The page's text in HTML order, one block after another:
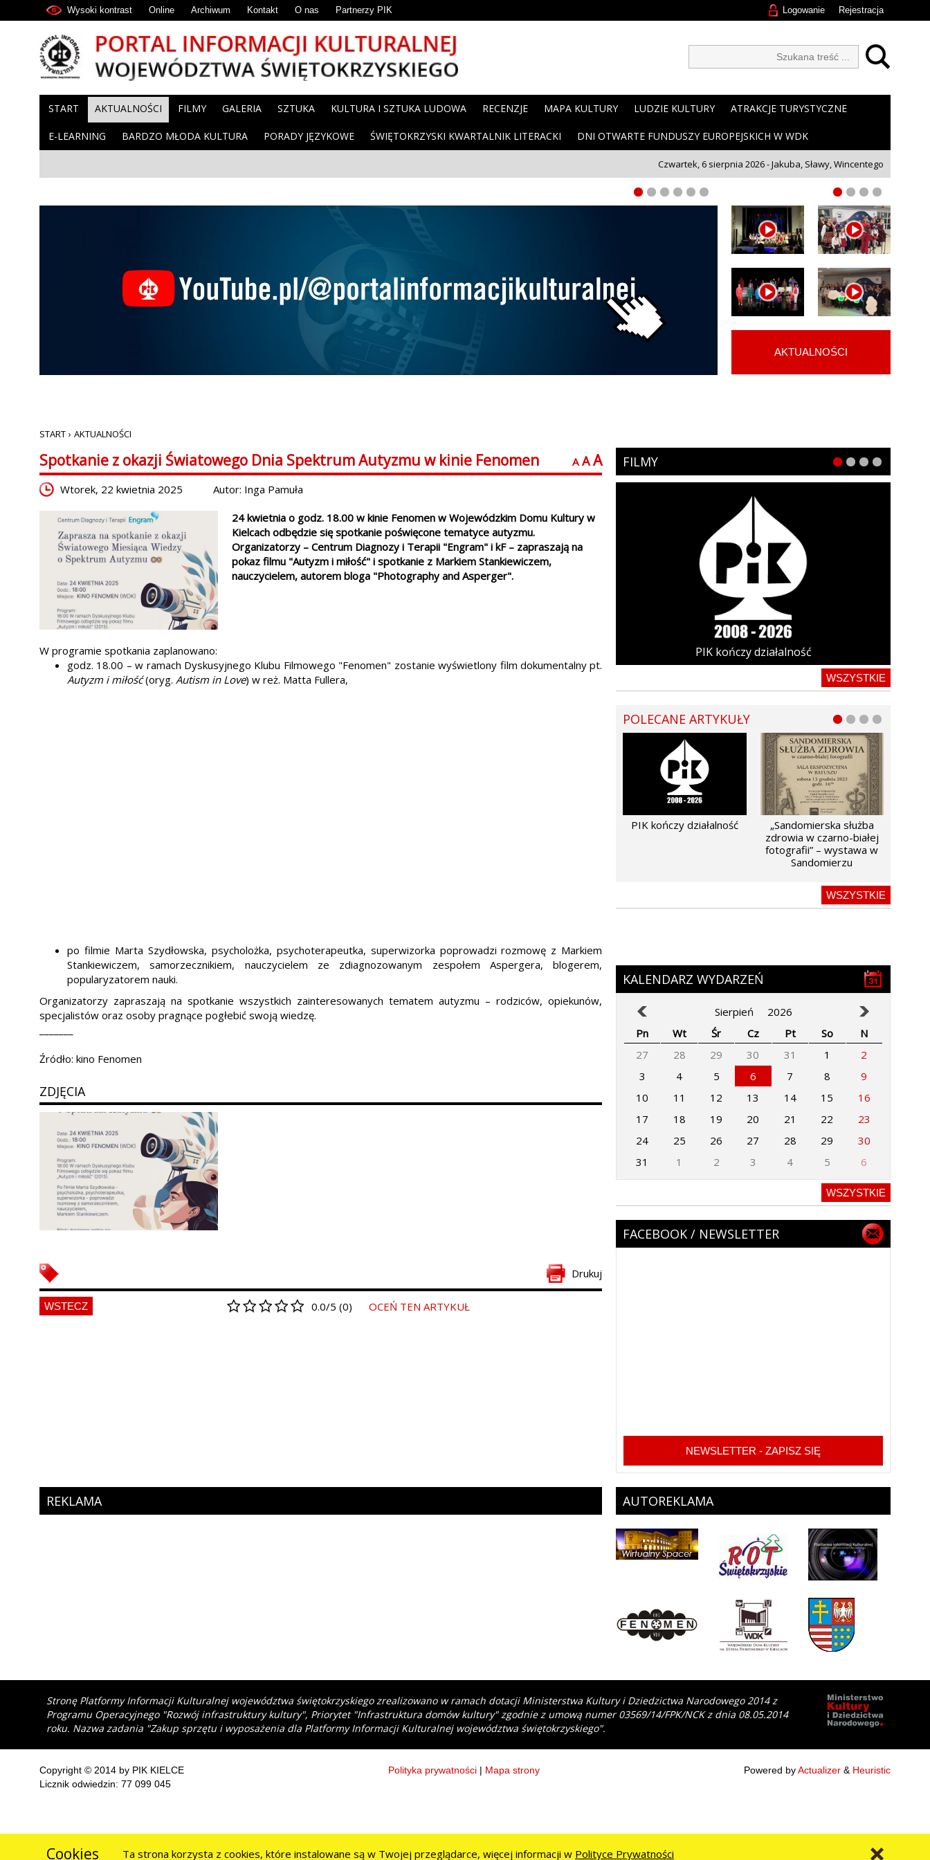
Rejestracja
Logowanie
Wysoki kontrast Online Archiwum Kontakt O nas Partnerzy PIK
START AKTUALNOŚCI FILMY GALERIA SZTUKA KULTURA I SZTUKA LUDOWA RECENZJE MAPA KULTURY LUDZIE KULTURY ATRAKCJE TURYSTYCZNE
E-LEARNING BARDZO MŁODA KULTURA PORADY JĘZYKOWE ŚWIĘTOKRZYSKI KWARTALNIK LITERACKI DNI OTWARTE FUNDUSZY EUROPEJSKICH W WDK
Czwartek, 6 sierpnia 2026 - Jakuba, Sławy, Wincentego
AKTUALNOŚCI
START › AKTUALNOŚCI
Spotkanie z okazji Światowego Dnia Spektrum Autyzmu w kinie Fenomen A A A
Wtorek, 22 kwietnia 2025 Autor: Inga Pamuła
24 kwietnia o godz. 18.00 w kinie Fenomen w Wojewódzkim Domu Kultury w
Kielcach odbędzie się spotkanie poświęcone tematyce autyzmu.
Organizatorzy – Centrum Diagnozy i Terapii "Engram" i kF – zapraszają na
pokaz filmu "Autyzm i miłość" i spotkanie z Markiem Stankiewiczem,
nauczycielem, autorem bloga "Photography and Asperger".
W programie spotkania zaplanowano:
godz. 18.00 – w ramach Dyskusyjnego Klubu Filmowego "Fenomen" zostanie wyświetlony film dokumentalny pt.
Autyzm i miłość(oryg. Autism in Love) w reż. Matta Fullera,
po filmie Marta Szydłowska, psycholożka, psychoterapeutka, superwizorka poprowadzi rozmowę z Markiem
Stankiewiczem, samorzecznikiem, nauczycielem ze zdiagnozowanym zespołem Aspergera, blogerem,
popularyzatorem nauki.
Organizatorzy zapraszają na spotkanie wszystkich zainteresowanych tematem autyzmu – rodziców, opiekunów,
specjalistów oraz osoby pragnące pogłebić swoją wiedzę.
Źródło: kino Fenomen
ZDJĘCIA
Drukuj
WSTECZ 0.0/5 (0) OCEŃ TEN ARTYKUŁ
FILMY
PIK kończy działalność
WSZYSTKIE
POLECANE ARTYKUŁY
PIK kończy działalność
„Sandomierska służba
zdrowia w czarno-białej
fotografii” – wystawa w
Sandomierzu
WSZYSTKIE
KALENDARZ WYDARZEŃ
Sierpień
2026
Pn
Wt Śr Cz Pt So
N
27
28 29 30 31 1
2
3
4 5 6 7 8
9
10
11 12 13 14 15
16
17
18 19 20 21 22
23
24
25 26 27 28 29
30
31
1 2 3 4 5 6
WSZYSTKIE
FACEBOOK / NEWSLETTER
NEWSLETTER - ZAPISZ SIĘ
REKLAMA AUTOREKLAMA
Stronę Platformy Informacji Kulturalnej województwa świętokrzyskiego zrealizowano w ramach dotacji Ministerstwa Kultury i Dziedzictwa Narodowego 2014 z
Programu Operacyjnego "Rozwój infrastruktury kultury", Priorytet "Infrastruktura domów kultury" zgodnie z umową numer 03569/14/FPK/NCK z dnia 08.05.2014
roku. Nazwa zadania "Zakup sprzętu i wyposażenia dla Platformy Informacji Kulturalnej województwa świętokrzyskiego".
Powered byActualizer & Heuristic
Copyright © 2014 by PIK KIELCE
Licznik odwiedzin: 77 099 045
Polityka prywatności | Mapa strony
Cookies Ta strona korzysta z cookies, które instalowane są w Twojej przeglądarce, więcej informacji w Polityce Prywatności